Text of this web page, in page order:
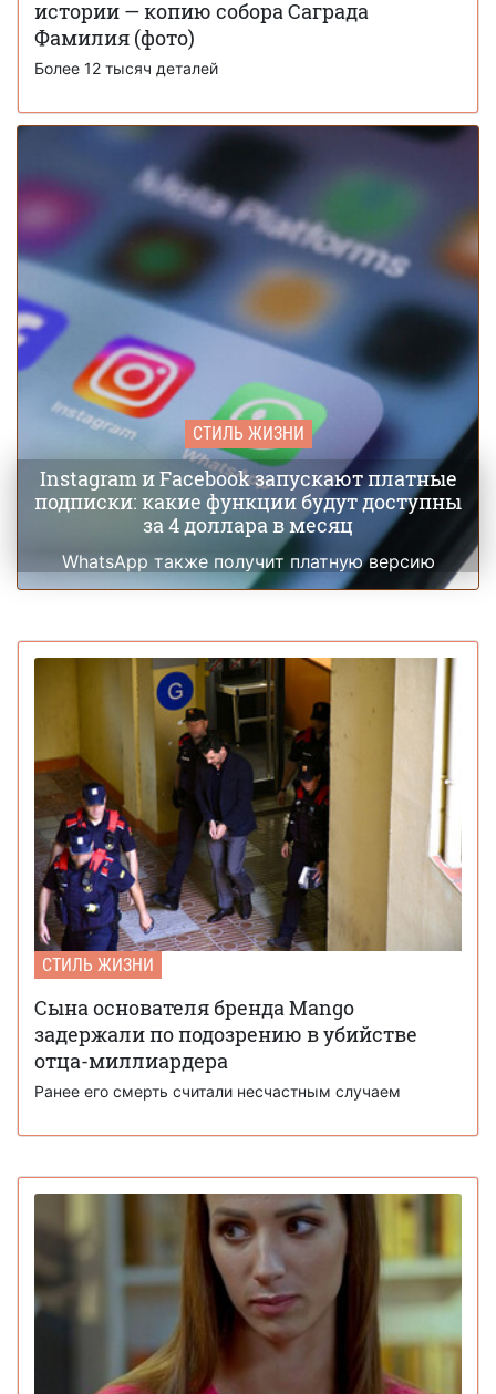
27 ноября 15:51 У средневековых крестьян было больше
отпусков, чем у людей в 2025 году, — историки
истории — копию собора Саграда
Фамилия (фото)
Более 12 тысяч деталей
СТИЛЬ ЖИЗНИ
Instagram и Facebook запускают платные
подписки: какие функции будут доступны
за 4 доллара в месяц
WhatsApp также получит платную версию
СТИЛЬ ЖИЗНИ
Сына основателя бренда Mango
задержали по подозрению в убийстве
отца-миллиардера
Ранее его смерть считали несчастным случаем